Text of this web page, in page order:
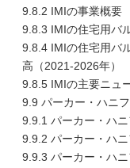
9.8.2 IMIの事業概要
9.8.3 IMIの住宅用バ
9.8.4 IMIの住宅用バ
高（2021-2026年）
9.8.5 IMIの主要ニュ
9.9 パーカー・ハニ
9.9.1 パーカー・ハ
9.9.2 パーカー・ハ
9.9.3 パーカー・ハ